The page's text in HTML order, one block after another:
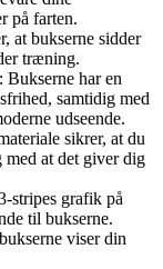
på farten.
at bukserne sidder
træning.
: Bukserne har en
samtidig med
udseende.
sikrer, at du
at det giver dig
stripes grafik på
til bukserne.
viser din